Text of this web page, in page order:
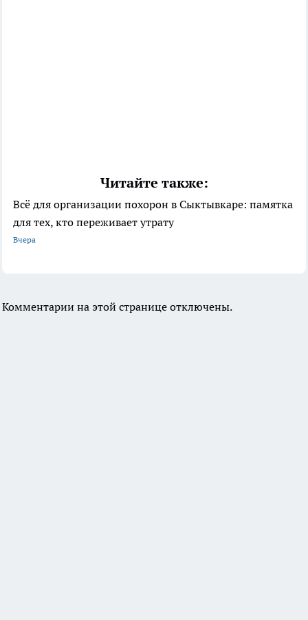
Читайте также:
Всё для организации похорон в Сыктывкаре: памятка
для тех, кто переживает утрату
Вчера
Комментарии на этой странице отключены.